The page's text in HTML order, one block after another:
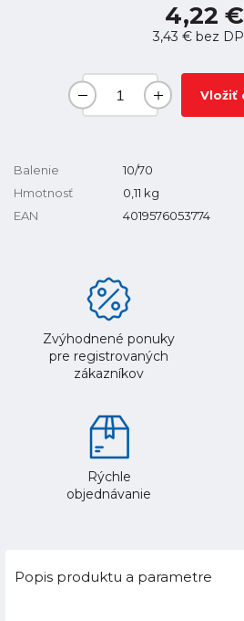
4,22 €
3,43 € bez
Vložiť
Balenie
10/70
Hmotnosť
0,11 kg
EAN
4019576053774
Zvýhodnené ponuky
pre registrovaných
zákazníkov
Rýchle
objednávanie
Popis produktu a parametre